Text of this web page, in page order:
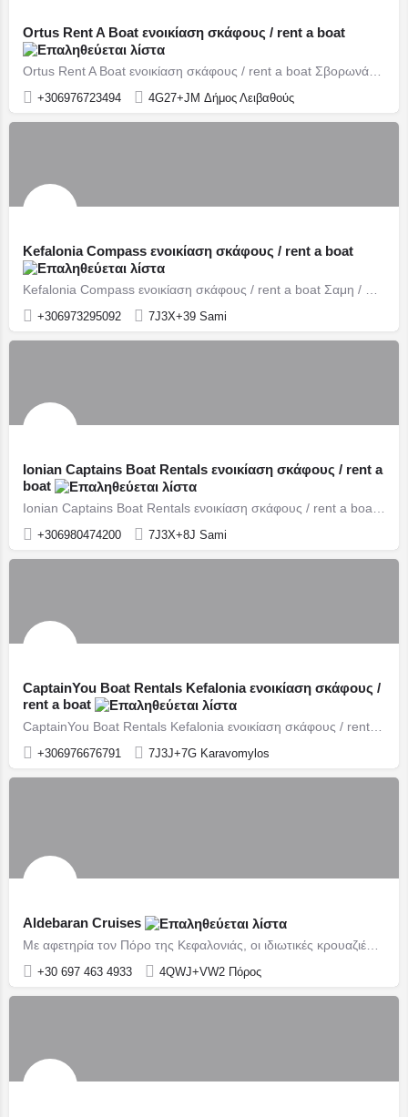
Ortus Rent A Boat ενοικίαση σκάφους / rent a boat
Ortus Rent A Boat ενοικίαση σκάφους / rent a boat Σβορωνάτα / Svoronata
+306976723494 4G27+JM Δήμος Λειβαθούς
Kefalonia Compass ενοικίαση σκάφους / rent a boat
Kefalonia Compass ενοικίαση σκάφους / rent a boat Σαμη / Sami
+306973295092 7J3X+39 Sami
Ionian Captains Boat Rentals ενοικίαση σκάφους / rent a
boat
Ionian Captains Boat Rentals ενοικίαση σκάφους / rent a boat Σάμη / Sami
+306980474200 7J3X+8J Sami
CaptainYou Boat Rentals Kefalonia ενοικίαση σκάφους /
rent a boat
CaptainYou Boat Rentals Kefalonia ενοικίαση σκάφους / rent a boat Καραβόμυλος / Karavomylos
+306976676791 7J3J+7G Karavomylos
Aldebaran Cruises
Με αφετηρία τον Πόρο της Κεφαλονιάς, οι ιδιωτικές κρουαζιέρες της Aldebaran σε οδηγούν σε κρυμμένες παραλίες, ήσυχους όρμους και σημεία που παραμένουν μακριά από τις συνηθισμένες τουριστικές διαδρομές
+30 697 463 4933 4QWJ+VW2 Πόρος